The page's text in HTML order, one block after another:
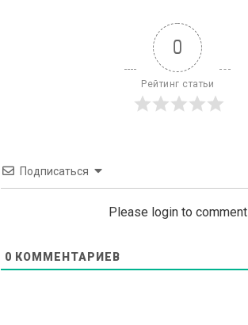
0
Рейтинг статьи
Подписаться
Please login to comment
0 КОММЕНТАРИЕВ